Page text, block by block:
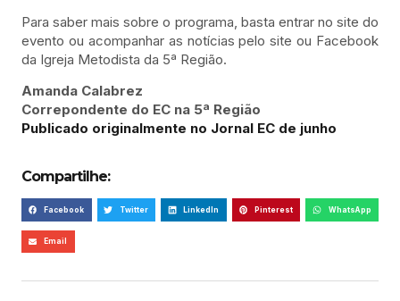
Para saber mais sobre o programa, basta entrar no site do
evento ou acompanhar as notícias pelo site ou Facebook
da Igreja Metodista da 5ª Região.
Amanda Calabrez
Correpondente do EC na 5ª Região
Publicado originalmente no Jornal EC de junho
Compartilhe:
Facebook Twitter LinkedIn Pinterest WhatsApp
Email